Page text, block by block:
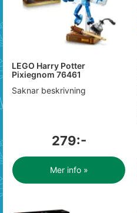
LEGO Harry Potter
Pixiegnom 76461
Saknar beskrivning
279:-
Mer info »